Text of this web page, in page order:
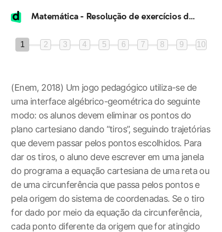
Matemática - Resolução de exercícios de provas anteriores 5
1 2 3 4 5 6 7 8 9 10
(Enem, 2018) Um jogo pedagógico utiliza-se de
uma interface algébrico-geométrica do seguinte
modo: os alunos devem eliminar os pontos do
plano cartesiano dando “tiros”, seguindo trajetórias
que devem passar pelos pontos escolhidos. Para
dar os tiros, o aluno deve escrever em uma janela
do programa a equação cartesiana de uma reta ou
de uma circunferência que passa pelos pontos e
pela origem do sistema de coordenadas. Se o tiro
for dado por meio da equação da circunferência,
cada ponto diferente da origem que for atingido